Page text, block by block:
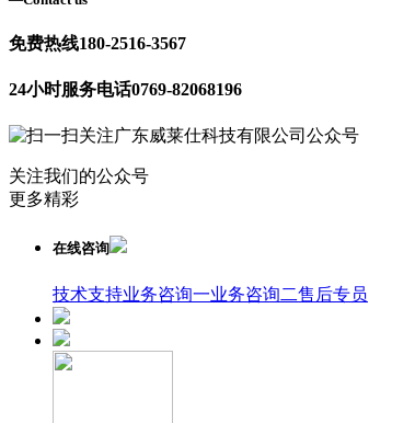
免费热线180-2516-3567
24小时服务电话0769-82068196
关注我们的公众号
更多精彩
在线咨询
技术支持业务咨询一业务咨询二售后专员